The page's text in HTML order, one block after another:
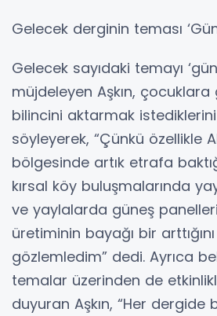
Gelecek derginin teması
Gelecek sayıdaki temayı
müjdeleyen Aşkın, çocuklara
bilincini aktarmak istediklerini
söyleyerek, “Çünkü özellikle
bölgesinde artık etrafa
kırsal köy buluşmalarında
ve yaylalarda güneş
üretiminin bayağı bir arttığını
gözlemledim” dedi. Ayrıca
temalar üzerinden de
duyuran Aşkın, “Her dergide